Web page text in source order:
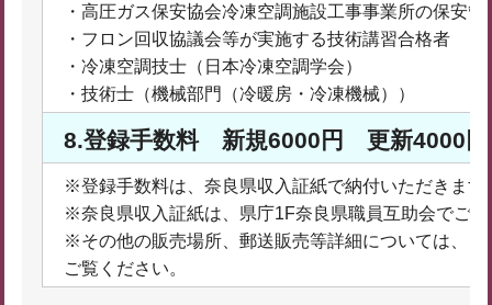
・高圧ガス保安協会冷凍空調施設工事事業所の保安管
・フロン回収協議会等が実施する技術講習合格者
・冷凍空調技士（日本冷凍空調学会）
・技術士（機械部門（冷暖房・冷凍機械））
8.登録手数料 新規6000円 更新4000円
※登録手数料は、奈良県収入証紙で納付いただきます
※奈良県収入証紙は、県庁1F奈良県職員互助会でご
※その他の販売場所、郵送販売等詳細については、「
ご覧ください。